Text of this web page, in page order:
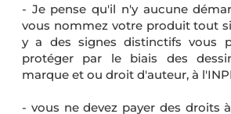
- Je pense qu'il n'y aucune
vous nommez votre produit tout
y a des signes distinctifs vous
protéger par le biais des
marque et ou droit d'auteur, à l'INPI
- vous ne devez payer des droits